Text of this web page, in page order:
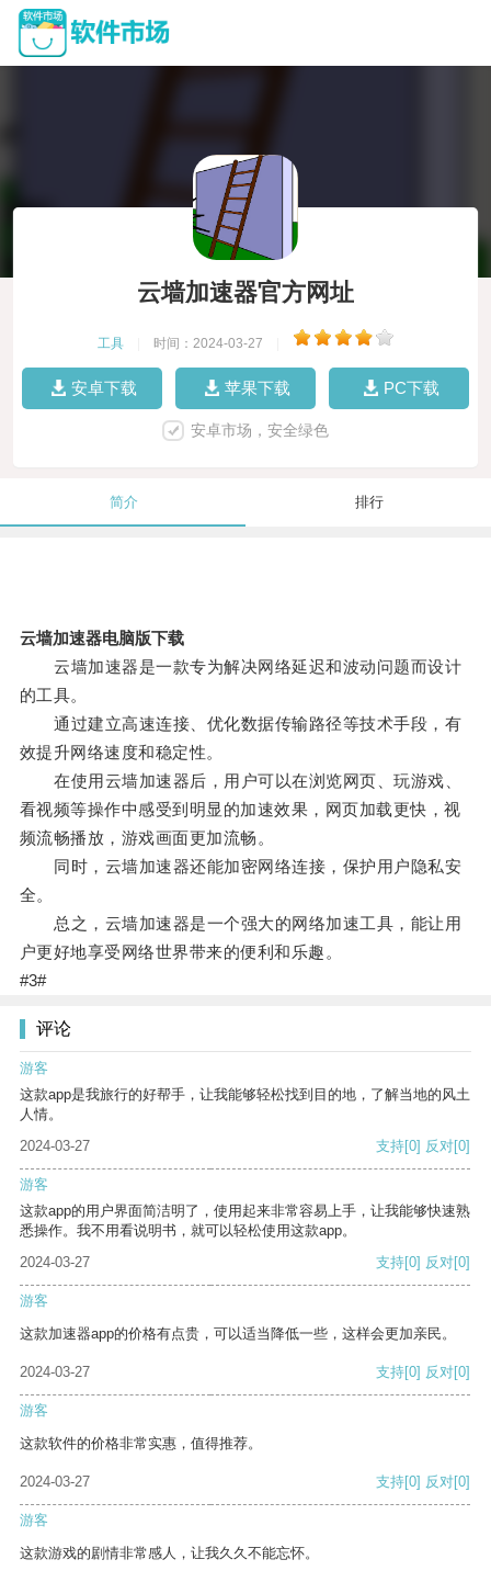
云墙加速器官方网址
工具 时间：2024-03-27
安卓下载 苹果下载 PC下载
安卓市场，安全绿色
简介 排行
云墙加速器电脑版下载
云墙加速器是一款专为解决网络延迟和波动问题而设计
的工具。
通过建立高速连接、优化数据传输路径等技术手段，有
效提升网络速度和稳定性。
在使用云墙加速器后，用户可以在浏览网页、玩游戏、
看视频等操作中感受到明显的加速效果，网页加载更快，视
频流畅播放，游戏画面更加流畅。
同时，云墙加速器还能加密网络连接，保护用户隐私安
全。
总之，云墙加速器是一个强大的网络加速工具，能让用
户更好地享受网络世界带来的便利和乐趣。
#3#
评论
游客
这款app是我旅行的好帮手，让我能够轻松找到目的地，了解当地的风土
人情。
2024-03-27
支持[0] 反对[0]
游客
这款app的用户界面简洁明了，使用起来非常容易上手，让我能够快速熟
悉操作。我不用看说明书，就可以轻松使用这款app。
2024-03-27
支持[0] 反对[0]
游客
这款加速器app的价格有点贵，可以适当降低一些，这样会更加亲民。
2024-03-27 支持[0] 反对[0]
游客
这款软件的价格非常实惠，值得推荐。
2024-03-27 支持[0] 反对[0]
游客
这款游戏的剧情非常感人，让我久久不能忘怀。